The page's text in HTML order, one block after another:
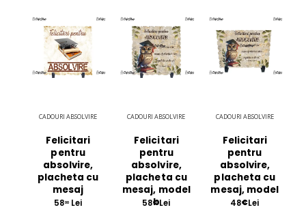
CADOURI ABSOLVIRE
Felicitari
pentru
absolvire,
placheta cu
mesaj
5800 Lei
CADOURI ABSOLVIRE
Felicitari
pentru
absolvire,
placheta cu
mesaj, model
b
5800Lei
CADOURI ABSOLVIRE
Felicitari
pentru
absolvire,
placheta cu
mesaj, model
c
4800Lei